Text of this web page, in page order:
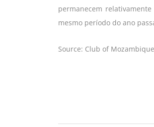
permanecem
mesmo período do ano
Source: Club of Mozambique